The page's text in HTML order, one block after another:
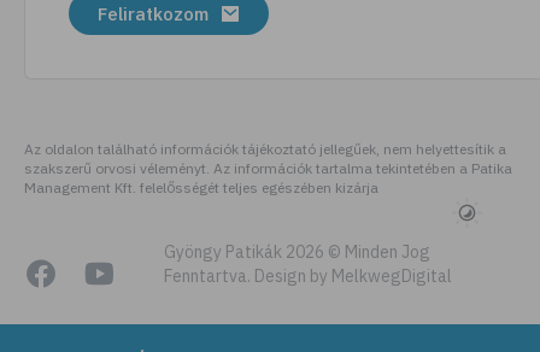
# köhögés
# immunerősítés
# kézmosás
# szépségápolás
# bőrápolás
Feliratkozom
Az oldalon található információk tájékoztató jellegűek, nem helyettesítik a
szakszerű orvosi véleményt. Az információk tartalma tekintetében a Patika
Management Kft. felelősségét teljes egészében kizárja
Gyöngy Patikák 2026 © Minden Jog
Fenntartva. Design by MelkwegDigital